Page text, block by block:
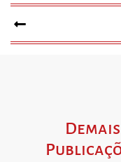
Demais